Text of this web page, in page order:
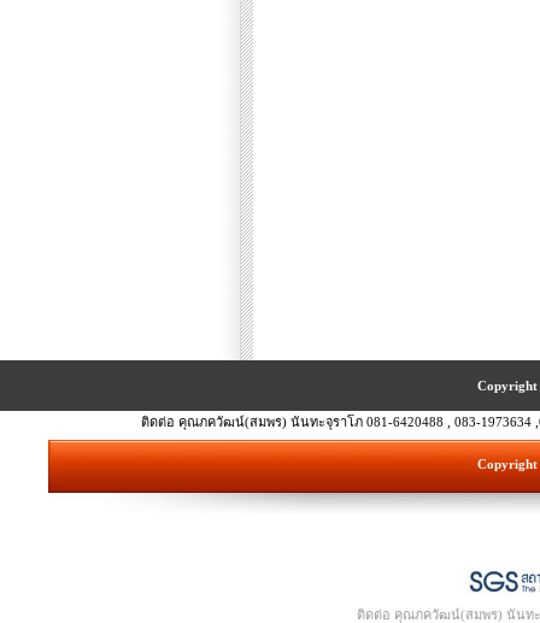
Copyright
ติดต่อ คุณภควัฒน์(สมพร) นันทะจุราโภ 081-6420488 , 083-1973634
Copyright
ติดต่อ คุณภควัฒน์(สมพร) นันทะจุ